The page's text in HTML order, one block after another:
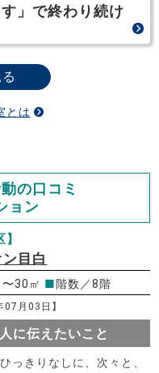
」で終わり続け
とは
の口コミ
ョン
目白
30㎡ ■階数／8階
07月03日】
に伝えたいこと
っきりなしに、次々と、